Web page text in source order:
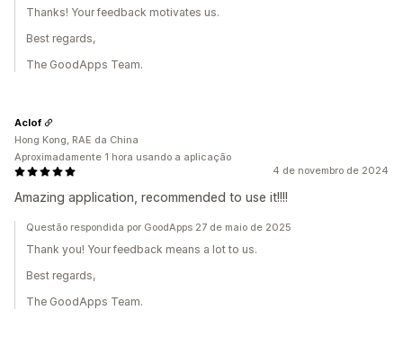
Thanks! Your feedback motivates us.
Best regards,
The GoodApps Team.
4 de novembro de 2024
Amazing application, recommended to use it!!!!
Aclof
Hong Kong, RAE da China
Aproximadamente 1 hora usando a aplicação
Questão respondida por GoodApps 27 de maio de 2025
Thank you! Your feedback means a lot to us.
Best regards,
The GoodApps Team.